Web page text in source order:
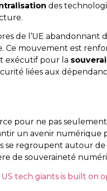
des
de l’UE abandonnant
Ce mouvement est
exécutif pour la
liées aux
pour ne pas
un avenir numérique
se regroupent autour
de souveraineté
tech giants is built on